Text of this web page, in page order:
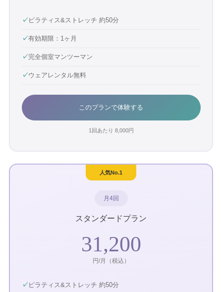
✓ ピラティス&ストレッチ 約50分
✓有効期限：1ヶ月
✓完全個室マンツーマン
✓ウェアレンタル無料
このプランで体験する
1回あたり 8,000円
人気No.1
月4回
スタンダードプラン
31,200
円/月（税込）
✓ ピラティス&ストレッチ 約50分